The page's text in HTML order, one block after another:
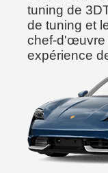
tuning de
de tuning et
chef-d'œuvre
expérience